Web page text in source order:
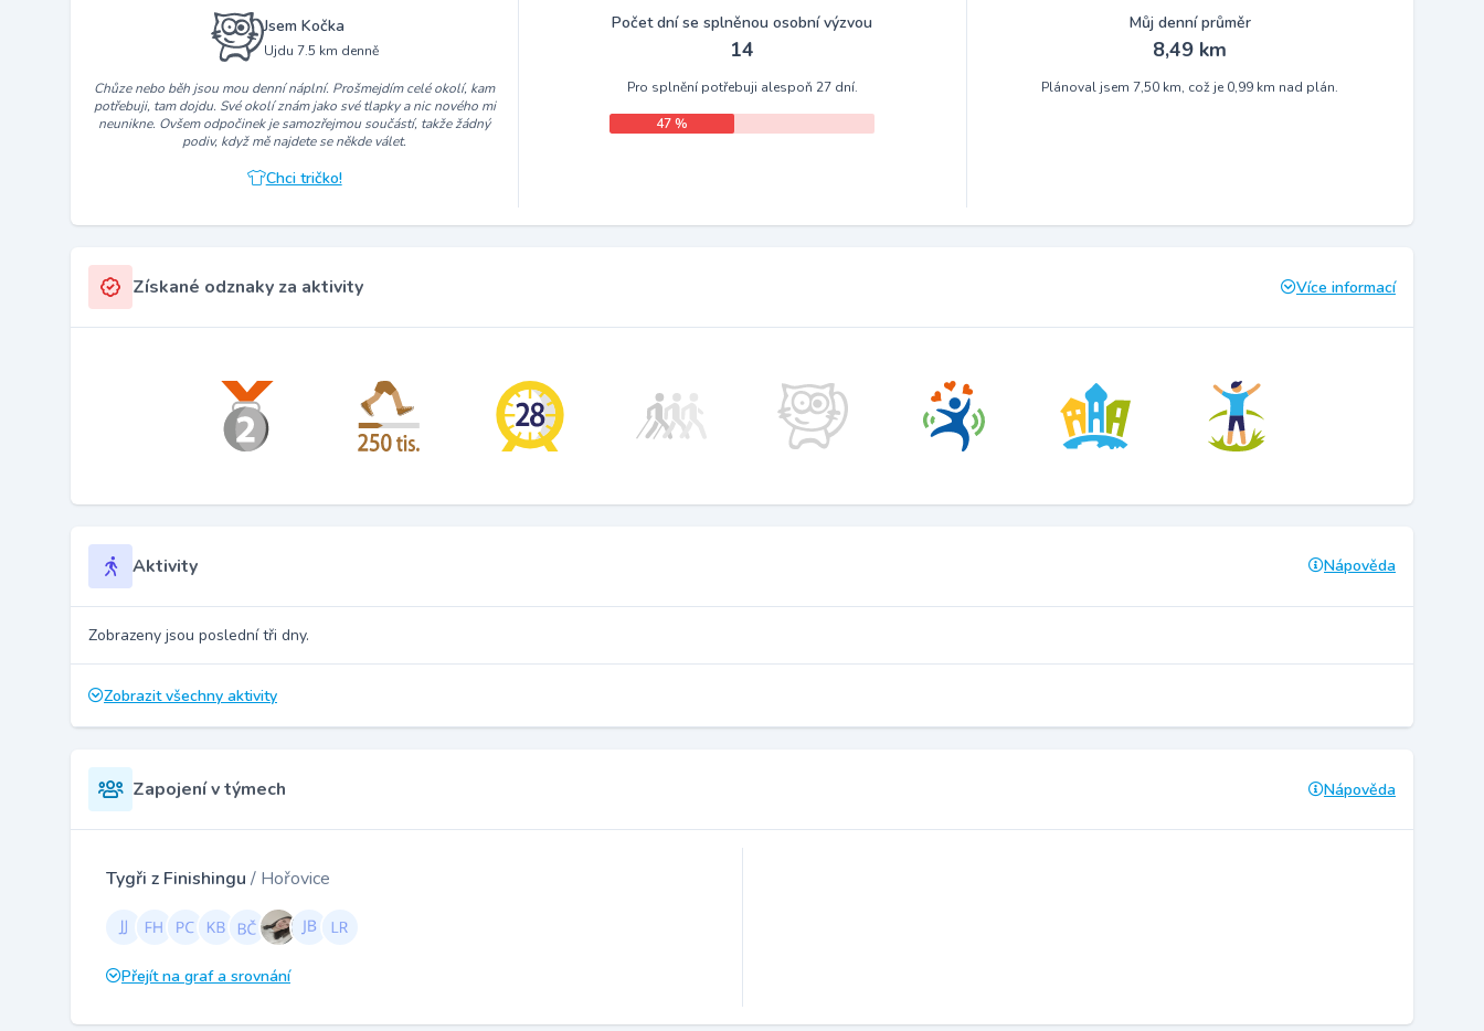
Jsem Kočka
Ujdu 7.5 km denně
Chůze nebo běh jsou mou denní náplní. Prošmejdím celé okolí, kam
potřebuji, tam dojdu. Své okolí znám jako své tlapky a nic nového mi
neunikne. Ovšem odpočinek je samozřejmou součástí, takže žádný
podiv, když mě najdete se někde válet.
Chci tričko!
Počet dní se splněnou osobní výzvou
14
Pro splnění potřebuji alespoň 27 dní.
47 %
Můj denní průměr
8,49 km
Plánoval jsem 7,50 km, což je 0,99 km nad plán.
Získané odznaky za aktivity Více informací
Aktivity Nápověda
Zobrazeny jsou poslední tři dny.
Zobrazit všechny aktivity
Zapojení v týmech Nápověda
Tygři z Finishingu / Hořovice
Přejít na graf a srovnání